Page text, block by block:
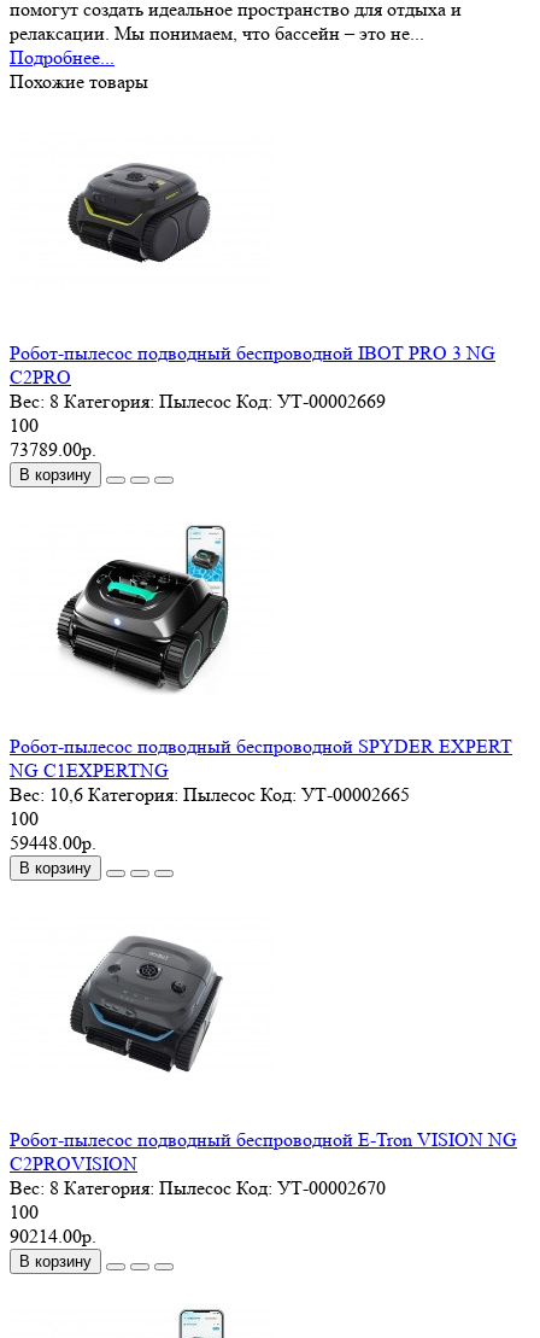
помогут создать идеальное пространство для отдыха и
релаксации. Мы понимаем, что бассейн – это не...
Подробнее...
Похожие товары
Робот-пылесос подводный беспроводной IBOT PRO 3 NG
C2PRO
Вес: 8 Категория: Пылесос Код: УТ-00002669
100
73789.00р.
В корзину
Робот-пылесос подводный беспроводной SPYDER EXPERT
NG C1EXPERTNG
Вес: 10,6 Категория: Пылесос Код: УТ-00002665
100
59448.00р.
В корзину
Робот-пылесос подводный беспроводной E-Tron VISION NG
C2PROVISION
Вес: 8 Категория: Пылесос Код: УТ-00002670
100
90214.00р.
В корзину